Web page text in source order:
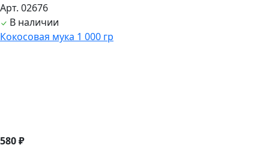
Арт. 02676
В наличии
Кокосовая мука 1 000 гр
580 ₽